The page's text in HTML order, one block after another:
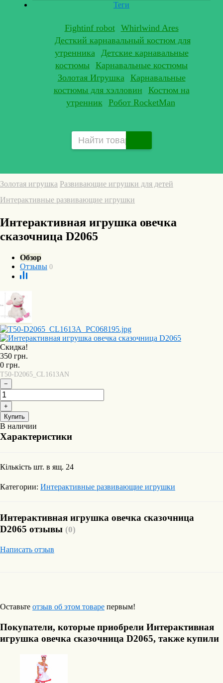
Теги
Fightinf robot
Whirlwind Ares
Десткий карнавальный костюм для
утренника
Детские карнавальные
костюмы Карнавальные костюмы
Золотая Игрушка
Карнавальные
костюмы для хэлловин
Костюм на
утренник
Робот RocketMan
Золотая игрушка Развивающие игрушки для детей
Интерактивные развивающие игрушки
Интерактивная игрушка овечка
сказочница D2065
Обзор
Отзывы 0
Скидка!
350 грн.
0 грн.
T50-D2065_CL1613AN
−
+
Купить
В наличии
Характеристики
Кількість шт. в ящ. 24
Категории: Интерактивные развивающие игрушки
Интерактивная игрушка овечка сказочница
D2065 отзывы (0)
Написать отзыв
Оставьте отзыв об этом товаре первым!
Покупатели, которые приобрели Интерактивная
игрушка овечка сказочница D2065, также купили